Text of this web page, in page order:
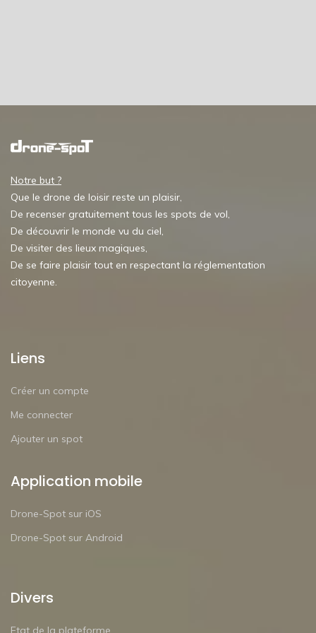
Notre but ?
Que le drone de loisir reste un plaisir,
De recenser gratuitement tous les spots de vol,
De découvrir le monde vu du ciel,
De visiter des lieux magiques,
De se faire plaisir tout en respectant la réglementation
citoyenne.
Liens
Créer un compte
Me connecter
Ajouter un spot
Application mobile
Drone-Spot sur iOS
Drone-Spot sur Android
Divers
Etat de la plateforme